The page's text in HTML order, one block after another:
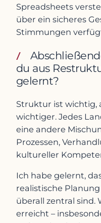
Spreadsheets
über ein sicheres
Stimmungen
du aus
gelernt?
Struktur ist wichtig,
wichtiger. Jedes
eine andere
Prozessen,
kultureller
Ich habe gelernt,
realistische
überall zentral sind.
erreicht –